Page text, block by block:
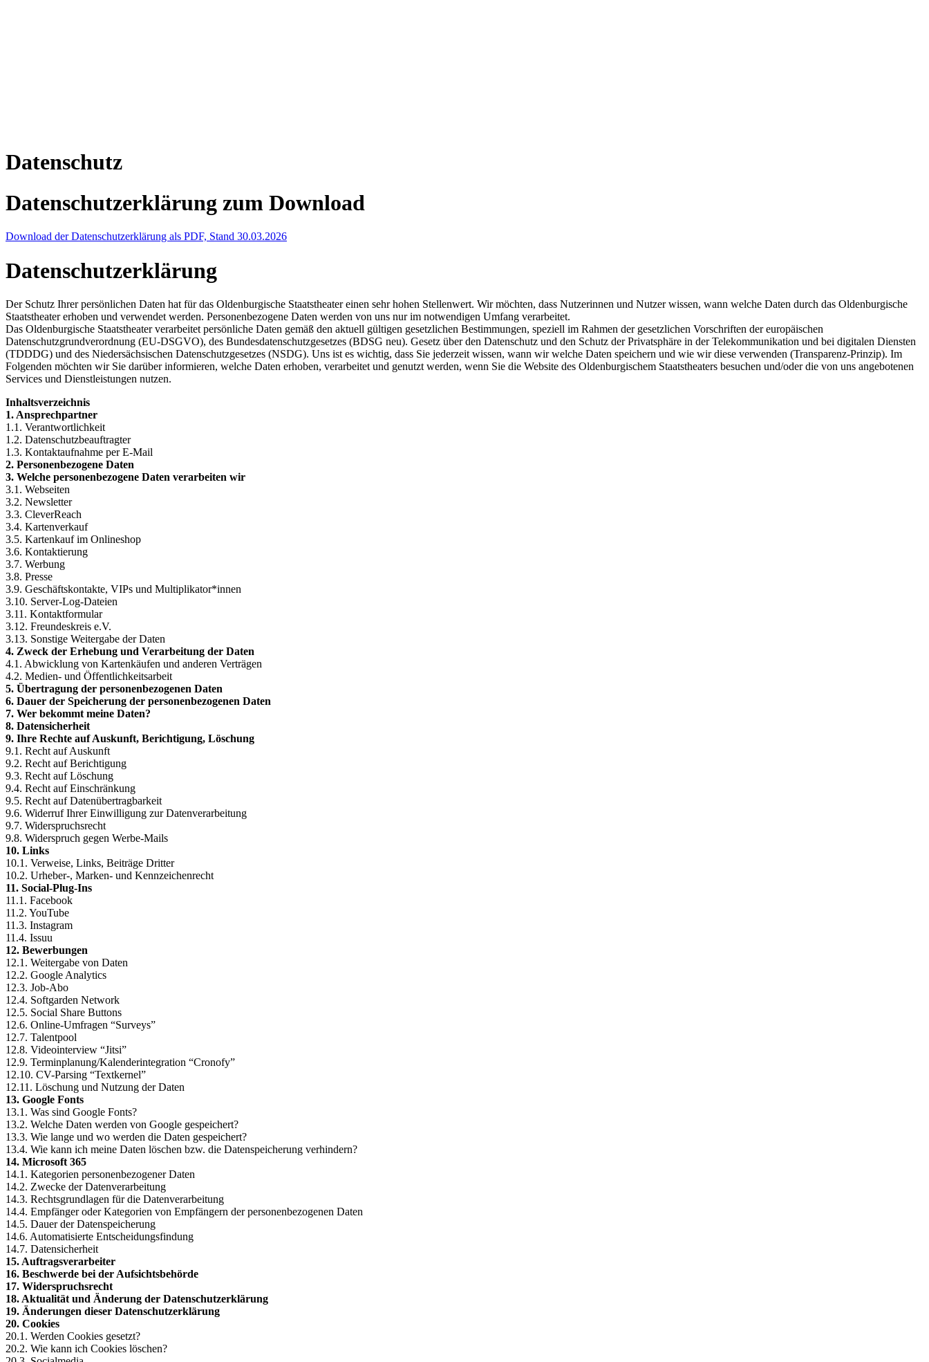
Datenschutz
Datenschutzerklärung zum Download
Download der Datenschutzerklärung als PDF, Stand 30.03.2026
Datenschutzerklärung
Der Schutz Ihrer persönlichen Daten hat für das Oldenburgische Staatstheater einen sehr hohen Stellenwert. Wir möchten, dass Nutzerinnen und Nutzer wissen, wann welche Daten durch das Oldenburgische
Staatstheater erhoben und verwendet werden. Personenbezogene Daten werden von uns nur im notwendigen Umfang verarbeitet.
Das Oldenburgische Staatstheater verarbeitet persönliche Daten gemäß den aktuell gültigen gesetzlichen Bestimmungen, speziell im Rahmen der gesetzlichen Vorschriften der europäischen
Datenschutzgrundverordnung (EU-DSGVO), des Bundesdatenschutzgesetzes (BDSG neu). Gesetz über den Datenschutz und den Schutz der Privatsphäre in der Telekommunikation und bei digitalen Diensten
(TDDDG) und des Niedersächsischen Datenschutzgesetzes (NSDG). Uns ist es wichtig, dass Sie jederzeit wissen, wann wir welche Daten speichern und wie wir diese verwenden (Transparenz-Prinzip). Im
Folgenden möchten wir Sie darüber informieren, welche Daten erhoben, verarbeitet und genutzt werden, wenn Sie die Website des Oldenburgischem Staatstheaters besuchen und/oder die von uns angebotenen
Services und Dienstleistungen nutzen.
Inhaltsverzeichnis
1. Ansprechpartner
1.1. Verantwortlichkeit
1.2. Datenschutzbeauftragter
1.3. Kontaktaufnahme per E-Mail
2. Personenbezogene Daten
3. Welche personenbezogene Daten verarbeiten wir
3.1. Webseiten
3.2. Newsletter
3.3. CleverReach
3.4. Kartenverkauf
3.5. Kartenkauf im Onlineshop
3.6. Kontaktierung
3.7. Werbung
3.8. Presse
3.9. Geschäftskontakte, VIPs und Multiplikator*innen
3.10. Server-Log-Dateien
3.11. Kontaktformular
3.12. Freundeskreis e.V.
3.13. Sonstige Weitergabe der Daten
4. Zweck der Erhebung und Verarbeitung der Daten
4.1. Abwicklung von Kartenkäufen und anderen Verträgen
4.2. Medien- und Öffentlichkeitsarbeit
5. Übertragung der personenbezogenen Daten
6. Dauer der Speicherung der personenbezogenen Daten
7. Wer bekommt meine Daten?
8. Datensicherheit
9. Ihre Rechte auf Auskunft, Berichtigung, Löschung
9.1. Recht auf Auskunft
9.2. Recht auf Berichtigung
9.3. Recht auf Löschung
9.4. Recht auf Einschränkung
9.5. Recht auf Datenübertragbarkeit
9.6. Widerruf Ihrer Einwilligung zur Datenverarbeitung
9.7. Widerspruchsrecht
9.8. Widerspruch gegen Werbe-Mails
10. Links
10.1. Verweise, Links, Beiträge Dritter
10.2. Urheber-, Marken- und Kennzeichenrecht
11. Social-Plug-Ins
11.1. Facebook
11.2. YouTube
11.3. Instagram
11.4. Issuu
12. Bewerbungen
12.1. Weitergabe von Daten
12.2. Google Analytics
12.3. Job-Abo
12.4. Softgarden Network
12.5. Social Share Buttons
12.6. Online-Umfragen “Surveys”
12.7. Talentpool
12.8. Videointerview “Jitsi”
12.9. Terminplanung/Kalenderintegration “Cronofy”
12.10. CV-Parsing “Textkernel”
12.11. Löschung und Nutzung der Daten
13. Google Fonts
13.1. Was sind Google Fonts?
13.2. Welche Daten werden von Google gespeichert?
13.3. Wie lange und wo werden die Daten gespeichert?
13.4. Wie kann ich meine Daten löschen bzw. die Datenspeicherung verhindern?
14. Microsoft 365
14.1. Kategorien personenbezogener Daten
14.2. Zwecke der Datenverarbeitung
14.3. Rechtsgrundlagen für die Datenverarbeitung
14.4. Empfänger oder Kategorien von Empfängern der personenbezogenen Daten
14.5. Dauer der Datenspeicherung
14.6. Automatisierte Entscheidungsfindung
14.7. Datensicherheit
15. Auftragsverarbeiter
16. Beschwerde bei der Aufsichtsbehörde
17. Widerspruchsrecht
18. Aktualität und Änderung der Datenschutzerklärung
19. Änderungen dieser Datenschutzerklärung
20. Cookies
20.1. Werden Cookies gesetzt?
20.2. Wie kann ich Cookies löschen?